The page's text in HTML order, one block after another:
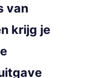
van
krijg je